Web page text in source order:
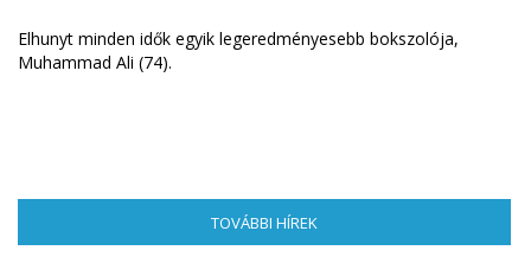
Elhunyt minden idők egyik legeredményesebb bokszolója,
Muhammad Ali (74).
TOVÁBBI HÍREK